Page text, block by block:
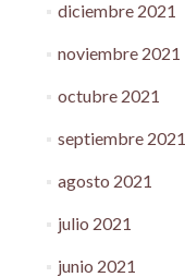
diciembre 2021
noviembre 2021
octubre 2021
septiembre 2021
agosto 2021
julio 2021
junio 2021